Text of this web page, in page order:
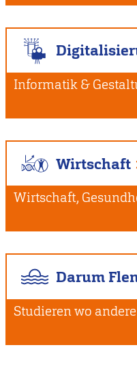
Informatik &
Wirtschaft
Wirtschaft,
Darum
Studieren wo